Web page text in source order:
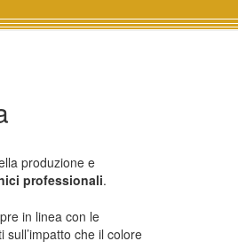
produzione e
professionali.
in linea con le
che il colore